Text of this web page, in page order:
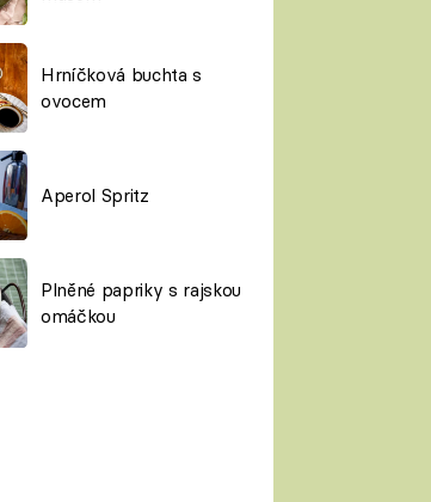
Hrníčková buchta s
ovocem
Aperol Spritz
Plněné papriky s rajskou
omáčkou